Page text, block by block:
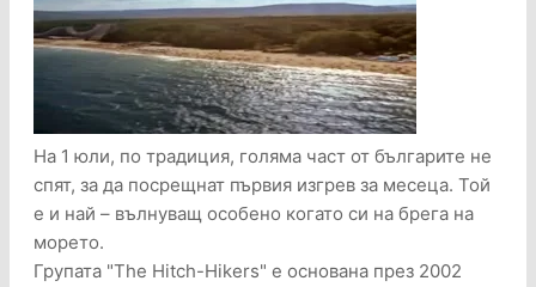
На 1 юли, по традиция, голяма част от българите не
спят, за да посрещнат първия изгрев за месеца. Той
е и най – вълнуващ особено когато си на брега на
морето.
Групата "The Hitch-Hikers" е основана през 2002